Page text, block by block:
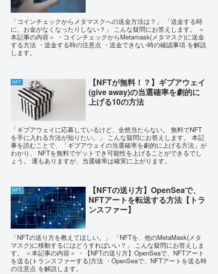
「コインチェックからメタマスクへの送金方法は？」 「送金する時
に、お金がなくなったりしない？」 こんな疑問にお答えします。 ＜
本記事の内容＞ ・コインチェックからMetamask(メタマスク)に送金
する方法 ・送金する時の注意点 ・送金できない時の確認事項 を解説
します。
NFT
【NFTが無料！？】ギブアウェイ
(give away)の当選確率を劇的に
上げる10の方法
「ギブアウェイに応募しているけど、全然当たらない。 無料でNFT
を手に入れる方法が知りたい。」 こんな疑問にお答えします。 本記
事を読むことで、「ギブアウェイの当選確率を劇的に上げる方法」が
わかり、 NFTを無料でゲットでき可能性を上げることができるでし
ょう。 運もありますが、当選確率は確実に上がります。
NFT
【NFTの送り方】OpenSeaで、
NFTアートを転送する方法【トラ
ンスファー】
「NFTの送り方を教えてほしい。」 「NFTを、他のMetaMask(メタ
マスク)に移動するにはどうすればいい？」 こんな疑問にお答えしま
す。 ＜本記事の内容＞ ・【NFTの送り方】OpenSeaで、NFTアート
を送る(トランスファーする)方法 ・OpenSeaで、NFTアートを送る時
の注意点 を解説します。